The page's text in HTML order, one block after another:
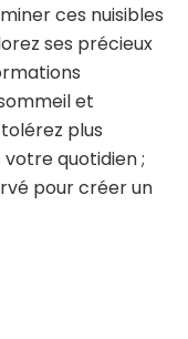
ces nuisibles
ses précieux
et
plus
votre quotidien ;
pour créer un